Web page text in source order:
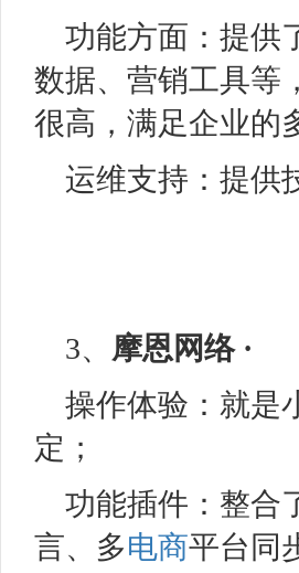
功能方面：提供
数据、营销工具等
很高，满足企业的
运维支持：提供
3、 摩恩网络 ·
操作体验：就是
定；
功能插件：整合
言、多电商平台同